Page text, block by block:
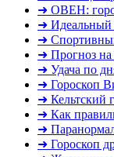
➜ ОВЕН:
➜ Идеальный
➜
➜ Прогноз
➜ Удача по
➜ Гороскоп
➜ Кельтский
➜ Как
➜
➜ Гороскоп